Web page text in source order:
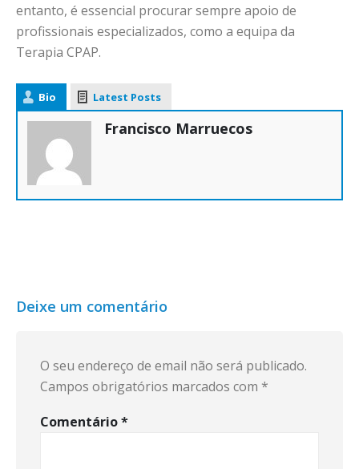
entanto, é essencial procurar sempre apoio de
profissionais especializados, como a equipa da
Terapia CPAP.
Bio Latest Posts
Francisco Marruecos
Deixe um comentário
O seu endereço de email não será publicado.
Campos obrigatórios marcados com *
Comentário*